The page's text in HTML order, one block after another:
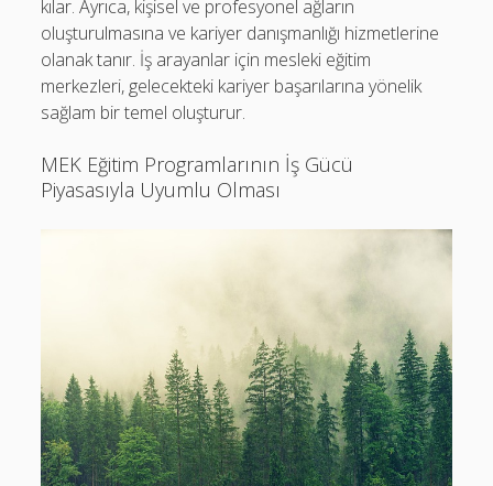
kılar. Ayrıca, kişisel ve profesyonel ağların
oluşturulmasına ve kariyer danışmanlığı hizmetlerine
olanak tanır. İş arayanlar için mesleki eğitim
merkezleri, gelecekteki kariyer başarılarına yönelik
sağlam bir temel oluşturur.
MEK Eğitim Programlarının İş Gücü
Piyasasıyla Uyumlu Olması